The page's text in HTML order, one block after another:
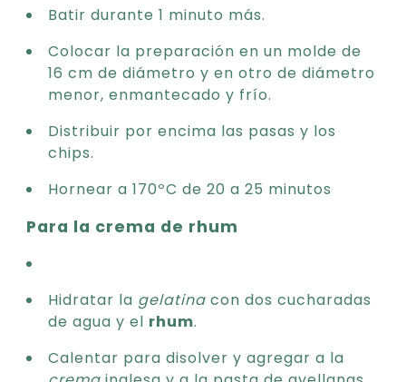
Batir durante 1 minuto más.
Colocar la preparación en un molde de
16 cm de diámetro y en otro de diámetro
menor, enmantecado y frío.
Distribuir por encima las pasas y los
chips.
Hornear a 170ºC de 20 a 25 minutos
Para la crema de rhum
Hidratar la gelatina con dos cucharadas
de agua y el rhum.
Calentar para disolver y agregar a la